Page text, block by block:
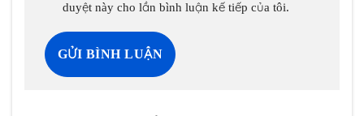
duyệt này cho lần bình luận kế tiếp của tôi.